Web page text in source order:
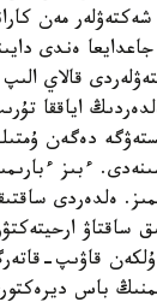
شەكتەۋلەر مەن
ەندى
قالاي
اياققا
دەگەن
ءبىز
ەلدەردى
ساقتاۋ
ۇلكەن قاۋىپ-
باس